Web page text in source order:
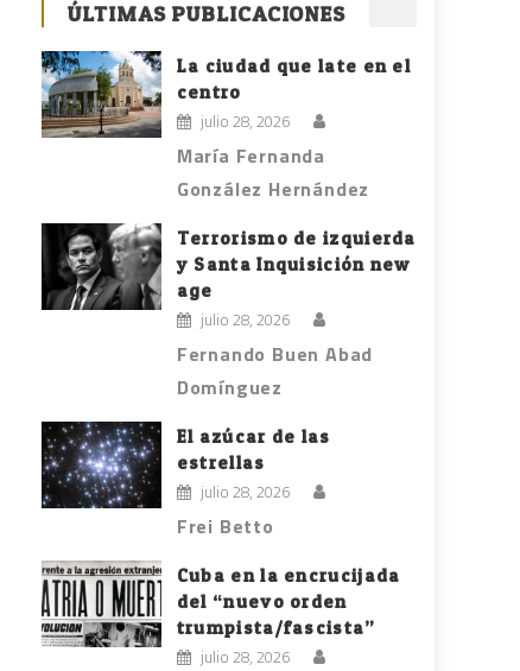
ÚLTIMAS PUBLICACIONES
La ciudad que late en el
centro
julio 28, 2026
María Fernanda
González Hernández
Terrorismo de izquierda
y Santa Inquisición new
age
julio 28, 2026
Fernando Buen Abad
Domínguez
El azúcar de las
estrellas
julio 28, 2026
Frei Betto
Cuba en la encrucijada
del “nuevo orden
trumpista/fascista”
julio 28, 2026